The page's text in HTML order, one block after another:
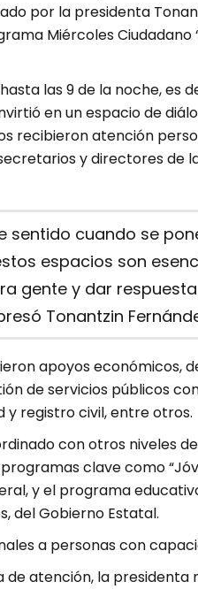
por la presidenta
Miércoles Ciudadano
las 9 de la noche, es
en un espacio de
recibieron atención
y directores de
sentido cuando se
espacios son
gente y dar
Tonantzin
apoyos económicos,
de servicios públicos
y registro civil, entre otros.
con otros niveles
clave como
y el programa
del Gobierno Estatal.
a personas con
atención, la presidenta